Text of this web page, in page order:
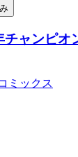
ャンピオ
ミックス